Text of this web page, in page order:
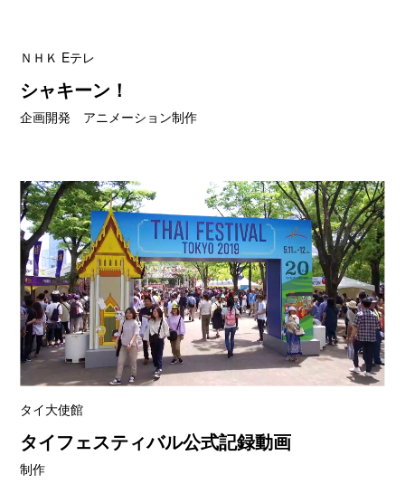
ＮＨＫ Eテレ
シャキーン！
企画開発 アニメーション制作
タイ大使館
タイフェスティバル公式記録動画
制作